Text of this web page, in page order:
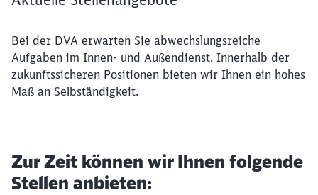
Bei der DVA erwarten Sie abwechslungsreiche
Aufgaben im Innen- und Außendienst. Innerhalb der
zukunftssicheren Positionen bieten wir Ihnen ein hohes
Maß an Selbständigkeit.
Zur Zeit können wir Ihnen folgende
Stellen anbieten: